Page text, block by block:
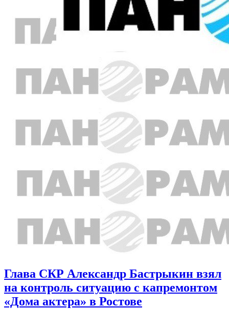
Глава СКР Александр Бастрыкин взял
на контроль ситуацию с капремонтом
«Дома актера» в Ростове